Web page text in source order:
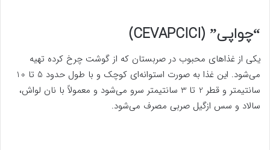
“چواپی” (CEVAPCICI)
یکی از غذاهای محبوب در صربستان که از گوشت چرخ کرده تهیه
می‌شود. این غذا به صورت استوانه‌ای کوچک و با طول حدود 5 تا 10
سانتیمتر و قطر 2 تا 3 سانتیمتر سرو می‌شود و معمولاً با نان لواش،
سالاد و سس ازگیل صربی مصرف می‌شود.